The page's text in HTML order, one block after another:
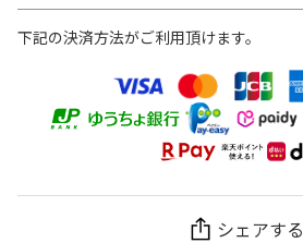
下記の決済方法がご利用頂けます。
シェアする